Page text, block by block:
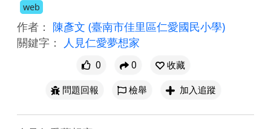
web
作者： 陳彥文 (臺南市佳里區仁愛國民小學)
關鍵字：
人見仁愛夢想家
0 0
收藏
問題回報
檢舉 加入追蹤